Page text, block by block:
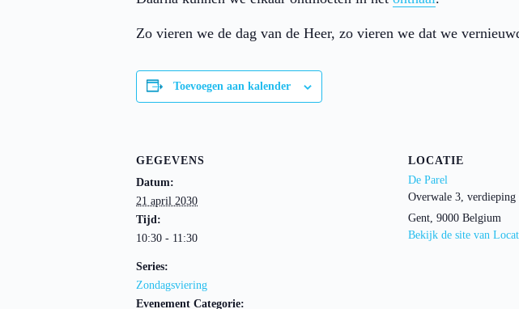
Zo vieren we de dag van de Heer, zo vieren we dat we
Toevoegen aan kalender
GEGEVENS
Datum:
21 april 2030
Tijd:
10:30 - 11:30
Series:
Zondagsviering
Evenement Categorie:
LOCATIE
De Parel
Overwale 3, verdieping
Gent 9000 Belgium
Bekijk de site van